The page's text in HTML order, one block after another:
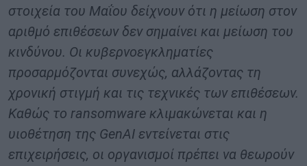
στοιχεία του Μαΐου δείχνουν ότι η μείωση στον
αριθμό επιθέσεων δεν σημαίνει και μείωση του
κινδύνου. Οι κυβερνοεγκληματίες
προσαρμόζονται συνεχώς, αλλάζοντας τη
χρονική στιγμή και τις τεχνικές των επιθέσεων.
Καθώς το ransomware κλιμακώνεται και η
υιοθέτηση της GenAI εντείνεται στις
επιχειρήσεις, οι οργανισμοί πρέπει να θεωρούν